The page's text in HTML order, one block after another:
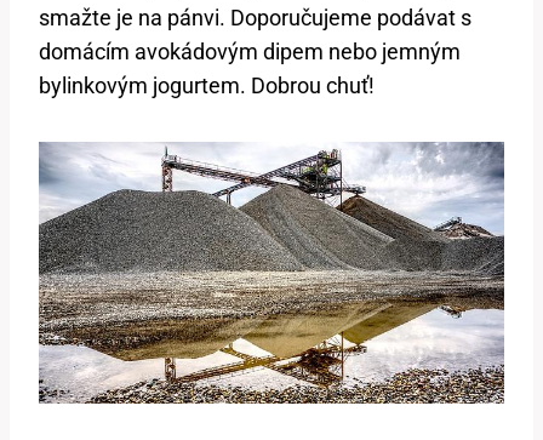
smažte je na pánvi. Doporučujeme podávat s
domácím avokádovým dipem nebo jemným
bylinkovým jogurtem. Dobrou chuť!